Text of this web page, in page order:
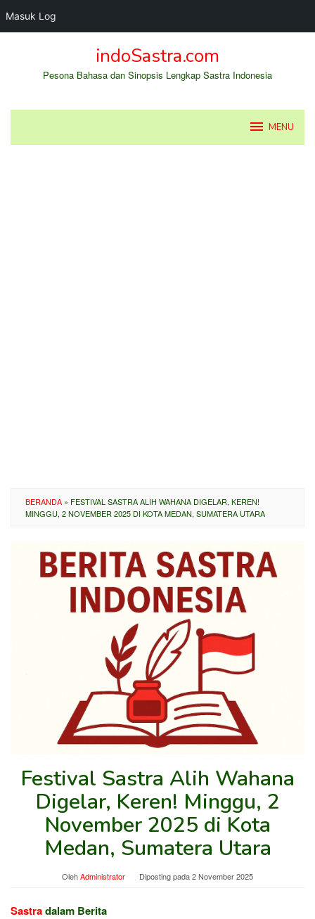
Masuk Log
indoSastra.com
Pesona Bahasa dan Sinopsis Lengkap Sastra Indonesia
MENU
BERANDA » FESTIVAL SASTRA ALIH WAHANA DIGELAR, KEREN!
MINGGU, 2 NOVEMBER 2025 DI KOTA MEDAN, SUMATERA UTARA
Festival Sastra Alih Wahana
Digelar, Keren! Minggu, 2
November 2025 di Kota
Medan, Sumatera Utara
OlehAdministrator Diposting pada2 November 2025
Sastradalam Berita